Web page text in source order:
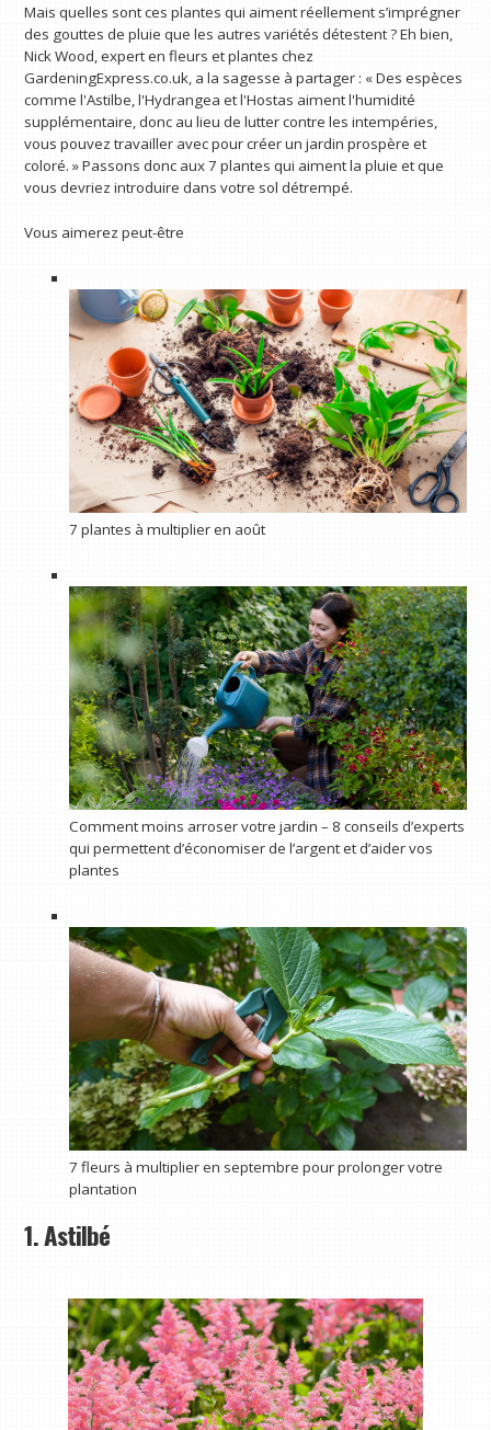
Mais quelles sont ces plantes qui aiment réellement s’imprégner
des gouttes de pluie que les autres variétés détestent ? Eh bien,
Nick Wood, expert en fleurs et plantes chez
GardeningExpress.co.uk, a la sagesse à partager : « Des espèces
comme l'Astilbe, l'Hydrangea et l'Hostas aiment l'humidité
supplémentaire, donc au lieu de lutter contre les intempéries,
vous pouvez travailler avec pour créer un jardin prospère et
coloré. » Passons donc aux 7 plantes qui aiment la pluie et que
vous devriez introduire dans votre sol détrempé.
Vous aimerez peut-être
7 plantes à multiplier en août
Comment moins arroser votre jardin – 8 conseils d’experts
qui permettent d’économiser de l’argent et d’aider vos
plantes
7 fleurs à multiplier en septembre pour prolonger votre
plantation
1. Astilbé